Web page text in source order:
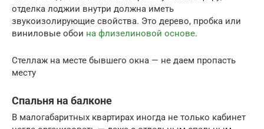
отделка лоджии внутри должна иметь
звукоизолирующие свойства. Это дерево, пробка или
виниловые обои на флизелиновой основе.
Стеллаж на месте бывшего окна — не даем пропасть
месту
Спальня на балконе
В малогабаритных квартирах иногда не только кабинет